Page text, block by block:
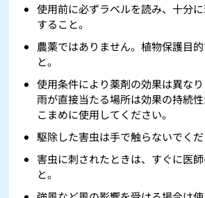
使用前に必ずラベルを読み、十分
すること。
農薬ではありません。植物保護目
と。
使用条件により薬剤の効果は異な
雨が直接当たる場所は効果の持続性
こまめに使用してください。
駆除した害虫は手で触らないでくだ
害虫に刺されたときは、すぐに医
と。